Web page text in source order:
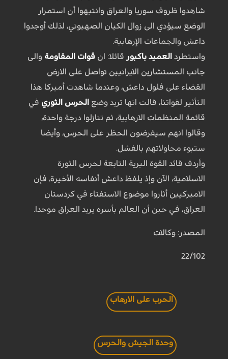
شاهدوا ظروف سوريا والعراق وانتبهوا أن استمرار
الوضع سيؤدي الى زوال الكيان الصهيوني، لذلك أوجدوا
داعش والجماعات الإرهابية.
واستطرد العميد باكبور قائلا: ان قوات المقاومة والى
جانب المستشارين الايرانيين تواصل على الارض
القضاء على فلول داعش، وعندما شاهدت أميركا هذا
التأثير لقواتنا، قالت انها تريد وضع الحرس الثوري في
قائمة المنظمات الارهابية، ثم تنازلوا درجة واحدة،
وقالوا انهم سيفرضون الحظر على الحرس، وأيضا
ستبوء محاولاتهم بالفشل.
وأردف قائد القوة البرية التابعة لحرس الثورة
الاسلامية، الآن وإذ يلفظ داعش أنفاسه الأخيرة، فإن
الاميركيين أثاروا موضوع الاستفتاء في كردستان
العراق، في حين أن العالم بأسره يريد العراق موحدا.
المصدر: وكالات
22/102
الحرب على الارهاب
وحدة الجيش والحرس